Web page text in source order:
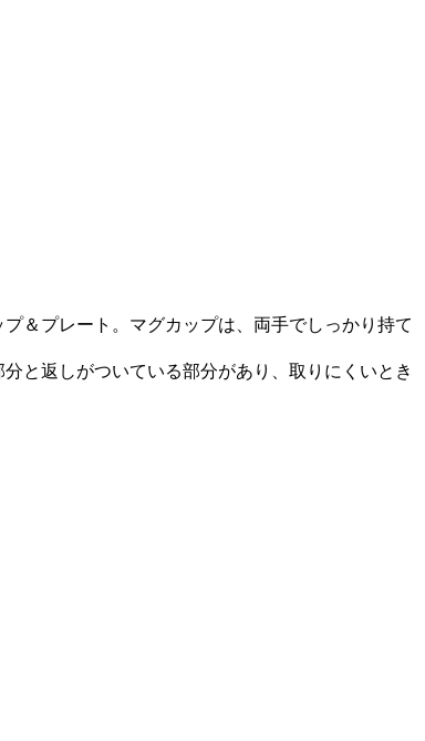
＆プレート。マグカップは、両手でしっかり持て
と返しがついている部分があり、取りにくいとき